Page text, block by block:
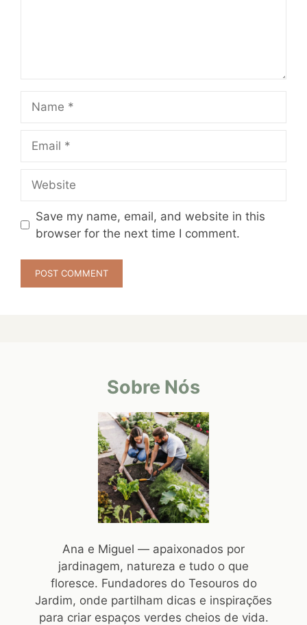
Save my name, email, and website in this
browser for the next time I comment.
Sobre Nós
Ana e Miguel — apaixonados por
jardinagem, natureza e tudo o que
floresce. Fundadores do Tesouros do
Jardim, onde partilham dicas e inspirações
para criar espaços verdes cheios de vida.